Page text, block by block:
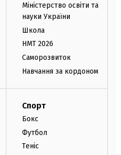
Міністерство освіти та
науки України
Школа
НМТ 2026
Саморозвиток
Навчання за кордоном
Спорт
Бокс
Футбол
Теніс